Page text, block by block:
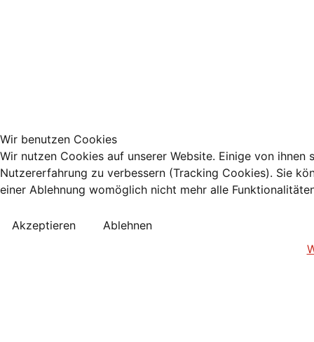
Wir benutzen Cookies
Wir nutzen Cookies auf unserer Website. Einige von
Nutzererfahrung zu verbessern (Tracking Cookies). Sie
einer Ablehnung womöglich nicht mehr alle
Akzeptieren
Ablehnen